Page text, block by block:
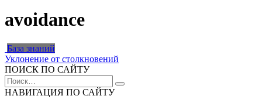
avoidance
База знаний
Уклонение от столкновений
ПОИСК ПО САЙТУ
Search
for:
НАВИГАЦИЯ ПО САЙТУ